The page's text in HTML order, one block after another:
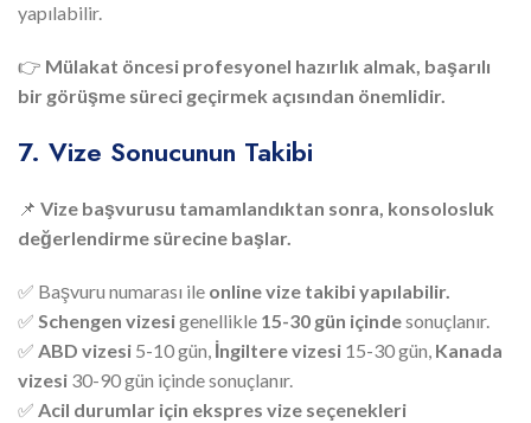
yapılabilir.
👉 Mülakat öncesi profesyonel hazırlık almak, başarılı
bir görüşme süreci geçirmek açısından önemlidir.
7. Vize Sonucunun Takibi
📌 Vize başvurusu tamamlandıktan sonra, konsolosluk
değerlendirme sürecine başlar.
✅ Başvuru numarası ile online vize takibi yapılabilir.
✅ Schengen vizesigenellikle 15-30 gün içindesonuçlanır.
✅ ABD vizesi 5-10 gün, İngiltere vizesi 15-30 gün, Kanada
vizesi 30-90 gün içinde sonuçlanır.
✅ Acil durumlar için ekspres vize seçenekleri